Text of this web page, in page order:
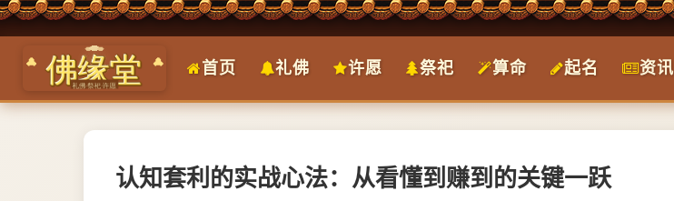
首页 礼佛 许愿 祭祀 算命 起名 资讯
认知套利的实战心法：从看懂到赚到的关键一跃